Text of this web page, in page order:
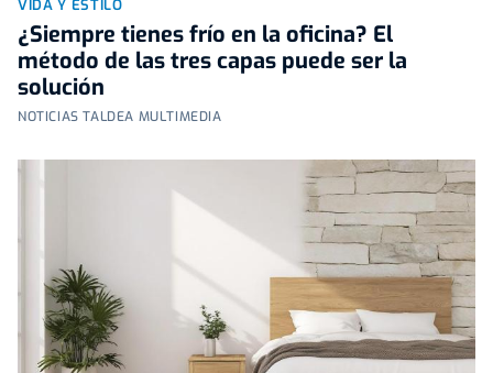
VIDA Y ESTILO
¿Siempre tienes frío en la oficina? El
método de las tres capas puede ser la
solución
NOTICIAS TALDEA MULTIMEDIA